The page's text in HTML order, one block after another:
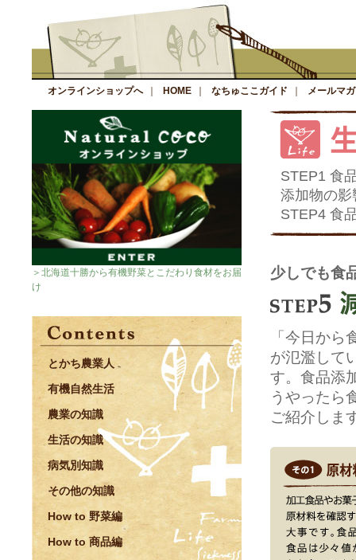
オンラインショップへ HOME なちゅここガイド メールマ
＞北海道十勝から有機野菜とこだわり食材をお届
け
とかち農業人
有機自然生活
農業の知識
生活の知識
病気別知識
その他の知識
How to 野菜編
How to 商品編
STEP1 食
添加物の
STEP4 食
少しでも食
「今日か
が氾濫して
す。食品添
うやったら
ご紹介しま